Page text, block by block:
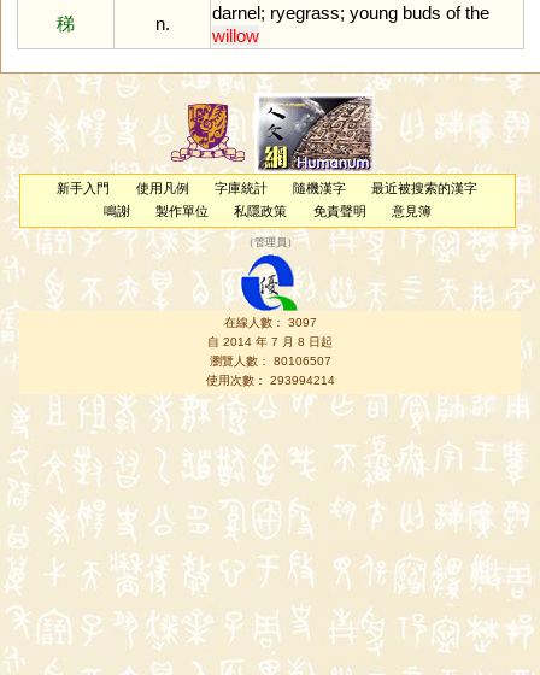
稊
n.
darnel; ryegrass; young buds of the
willow
新手入門 使用凡例 字庫統計 隨機漢字
最近被搜索的漢字
鳴謝
製作單位 私隱政策 免責聲明 意見簿
（管理員 ）
在線人數： 3097
自 2014 年 7 月 8 日起
瀏覽人數： 80106507
使用次數： 293994214